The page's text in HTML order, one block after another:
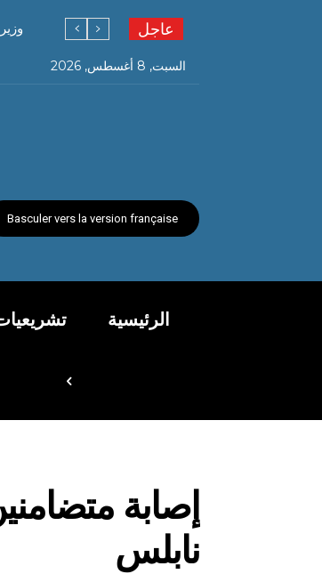
عاجل
السبت, 8 أغسطس, 2026
Basculer vers la version française
الرئيسية تشريعيات
إصابة
نابلس